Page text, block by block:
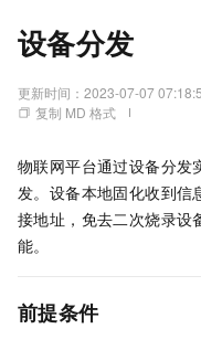
设备分发
更新时间： 2023-07-07
复制 MD 格式
物联网平台通过设备分发
发。设备本地固化收到信
接地址，免去二次烧录设
能。
前提条件